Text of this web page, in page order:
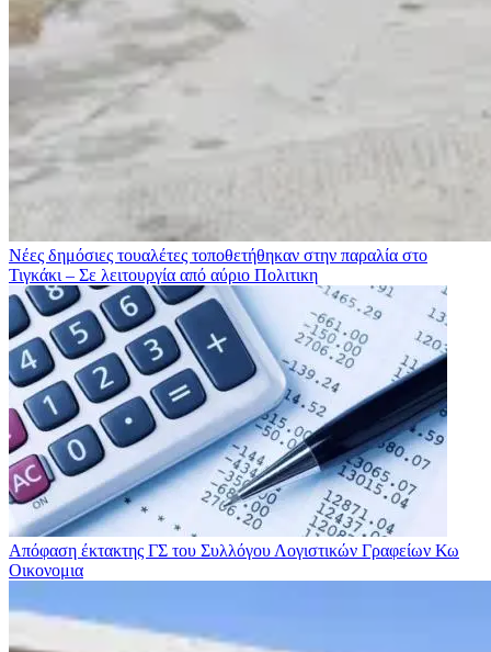
Νέες δημόσιες τουαλέτες τοποθετήθηκαν στην παραλία στο
Τιγκάκι – Σε λειτουργία από αύριο Πολιτικη
Απόφαση έκτακτης ΓΣ του Συλλόγου Λογιστικών Γραφείων Κω
Οικονομια